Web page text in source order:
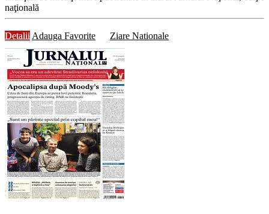
naţională
DetaliiAdauga Favorite Ziare Nationale